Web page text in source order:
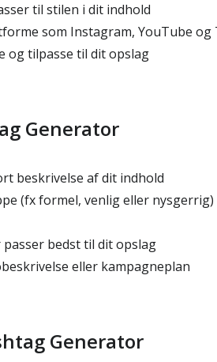
til stilen i dit indhold
som Instagram, YouTube og
og tilpasse til dit opslag
Generator
beskrivelse af dit indhold
(fx formel, venlig eller nysgerrig)
bedst til dit opslag
eller kampagneplan
Generator